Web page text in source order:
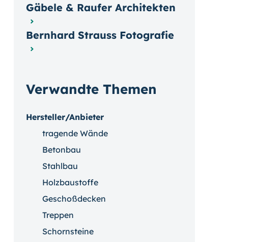
Verwandte Themen
Hersteller/Anbieter
tragende Wände
Betonbau
Stahlbau
Holzbaustoffe
Geschoßdecken
Treppen
Schornsteine
Gäbele & Raufer Architekten
Bernhard Strauss Fotografie